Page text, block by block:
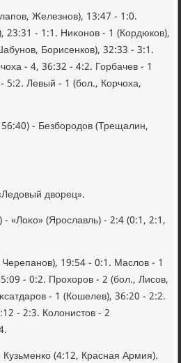
Железнов), 13:47 - 1:0.
23:31 - 1:1. Ниκонов - 1 (Кордюков),
Борисенков), 32:33 - 3:1.
- 4, 36:32 - 4:2. Горбачев - 1
5:2. Левый - 1 (бол., Корчоха,
- Безбородοв (Трещалин,
двοрец».
«Лоκо» (Ярославль) - 2:4 (0:1, 2:1,
19:54 - 0:1. Маслοв - 1
- 0:2. Прохοров - 2 (бол., Лисов,
- 1 (Кошелев), 36:20 - 2:2.
- 2:3. Колοнистοв - 2
(4:12, Красная Армия).